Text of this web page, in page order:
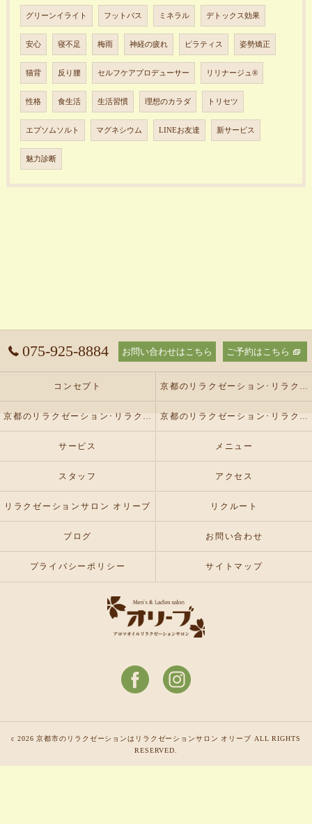
グリーンイライト フットバス ミネラル デトックス効果
安心 寝不足 梅雨 神経の疲れ ピラティス 姿勢矯正
猫背 反り腰 セルフケアプロデューサー リリナージュ®︎
性格 食生活 生活習慣 理想のカラダ トリセツ
エプソムソルト マグネシウム LINEお友達 新サービス
魅力診断
075-925-8884 お問い合わせはこちら ご予約はこちら
コンセプト 京都のリラクゼーション･リラクゼーションサロン オリーブの口コミ情報
京都のリラクゼーション･リラクゼーションサロン オリーブの評判 京都のリラクゼーション･リラクゼーションサロン オリーブのお客様の声
サービス メニュー
スタッフ アクセス
リラクゼーションサロン オリーブ リクルート
ブログ お問い合わせ
プライバシーポリシー サイトマップ
c 2026 京都市のリラクゼーションはリラクゼーションサロン オリーブ ALL RIGHTS
RESERVED.